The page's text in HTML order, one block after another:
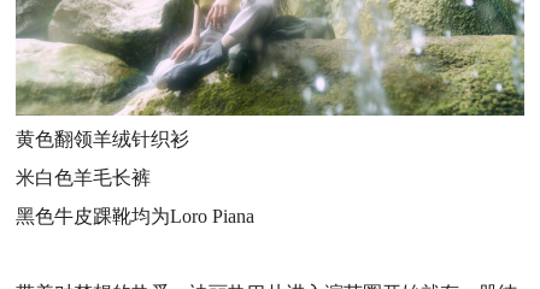
黄色翻领羊绒针织衫
米白色羊毛长裤
黑色牛皮踝靴均为Loro Piana